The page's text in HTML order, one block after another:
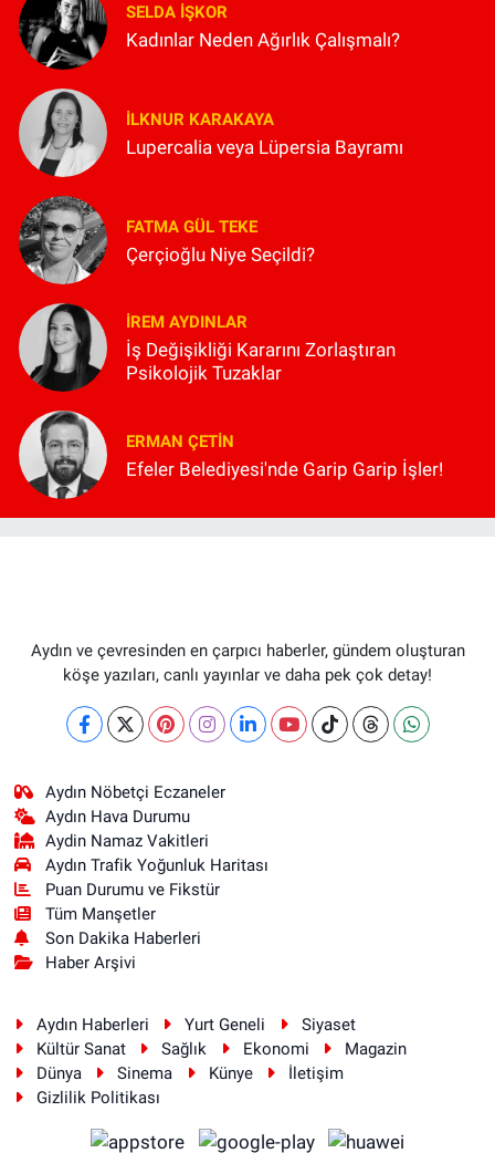
SELDA İŞKOR
Kadınlar Neden Ağırlık Çalışmalı?
İLKNUR KARAKAYA
Lupercalia veya Lüpersia Bayramı
FATMA GÜL TEKE
Çerçioğlu Niye Seçildi?
İREM AYDINLAR
İş Değişikliği Kararını Zorlaştıran
Psikolojik Tuzaklar
ERMAN ÇETIN
Efeler Belediyesi'nde Garip Garip İşler!
Aydın ve çevresinden en çarpıcı haberler, gündem oluşturan
köşe yazıları, canlı yayınlar ve daha pek çok detay!
Aydın Nöbetçi Eczaneler
Aydın Hava Durumu
Aydin Namaz Vakitleri
Aydın Trafik Yoğunluk Haritası
Puan Durumu ve Fikstür
Tüm Manşetler
Son Dakika Haberleri
Haber Arşivi
Aydın Haberleri Yurt Geneli
Siyaset
Kültür Sanat
Sağlık Ekonomi
Magazin
Dünya
Sinema Künye
İletişim
Gizlilik Politikası